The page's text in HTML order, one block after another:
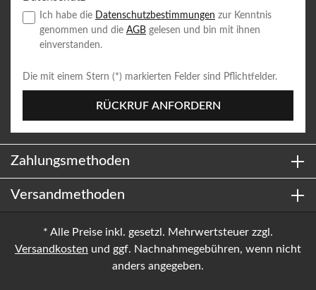
Ich habe die Datenschutzbestimmungen zur Kenntnis
genommen und die AGB gelesen und bin mit ihnen
einverstanden.
Die mit einem Stern (*) markierten Felder sind Pflichtfelder.
RÜCKRUF ANFORDERN
Zahlungsmethoden
Versandmethoden
* Alle Preise inkl. gesetzl. Mehrwertsteuer zzgl.
Versandkosten und ggf. Nachnahmegebühren, wenn nicht
anders angegeben.